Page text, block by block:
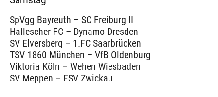
SpVgg Bayreuth – SC Freiburg II
Hallescher FC – Dynamo Dresden
SV Elversberg – 1.FC Saarbrücken
TSV 1860 München – VfB Oldenburg
Viktoria Köln – Wehen Wiesbaden
SV Meppen – FSV Zwickau